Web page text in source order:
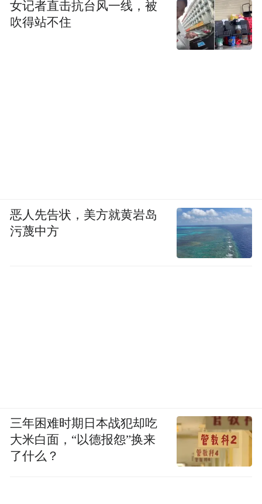
女记者直击抗台风一线，被
吹得站不住
恶人先告状，美方就黄岩岛
污蔑中方
三年困难时期日本战犯却吃
大米白面，“以德报怨”换来
了什么？